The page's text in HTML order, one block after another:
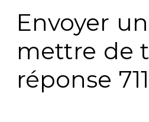
Envoyer
mettre de
réponse